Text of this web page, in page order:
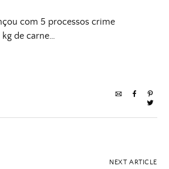
com 5 processos crime
de carne…
NEXT ARTICLE